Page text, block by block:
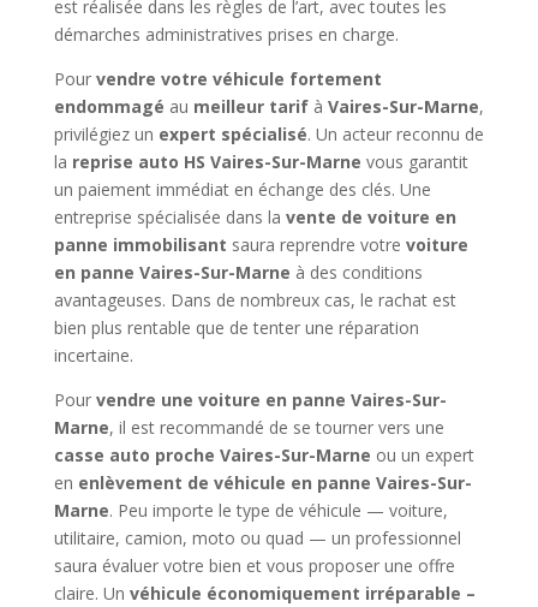
est réalisée dans les règles de l’art, avec toutes les
démarches administratives prises en charge.
Pour vendre votre véhicule fortement
endommagé au meilleur tarifà Vaires-Sur-Marne,
privilégiez un expert spécialisé. Un acteur reconnu de
la reprise auto HS Vaires-Sur-Marne vous garantit
un paiement immédiat en échange des clés. Une
entreprise spécialisée dans la vente de voiture en
panne immobilisant saura reprendre votre voiture
en panne Vaires-Sur-Marne à des conditions
avantageuses. Dans de nombreux cas, le rachat est
bien plus rentable que de tenter une réparation
incertaine.
Pour vendre une voiture en panne Vaires-Sur-
Marne, il est recommandé de se tourner vers une
casse auto proche Vaires-Sur-Marne ou un expert
en enlèvement de véhicule en panne Vaires-Sur-
Marne. Peu importe le type de véhicule — voiture,
utilitaire, camion, moto ou quad — un professionnel
saura évaluer votre bien et vous proposer une offre
claire. Un véhicule économiquement irréparable –